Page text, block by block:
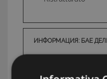
ИНФОРМАЦИЯ: БАЕ